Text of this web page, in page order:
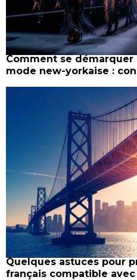
Comment se démarquer
mode new-yorkaise :
Quelques astuces pour
français compatible avec